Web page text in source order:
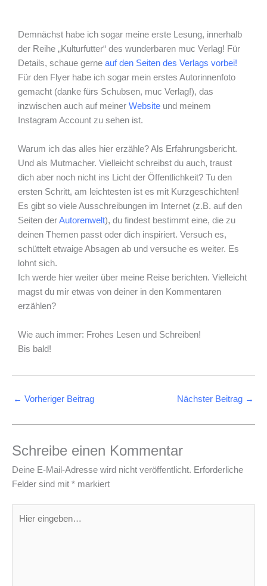
Demnächst habe ich sogar meine erste Lesung, innerhalb
der Reihe „Kulturfutter“ des wunderbaren muc Verlag! Für
Details, schaue gerne auf den Seiten des Verlags vorbei!
Für den Flyer habe ich sogar mein erstes Autorinnenfoto
gemacht (danke fürs Schubsen, muc Verlag!), das
inzwischen auch auf meiner Website und meinem
Instagram Account zu sehen ist.
Warum ich das alles hier erzähle? Als Erfahrungsbericht.
Und als Mutmacher. Vielleicht schreibst du auch, traust
dich aber noch nicht ins Licht der Öffentlichkeit? Tu den
ersten Schritt, am leichtesten ist es mit Kurzgeschichten!
Es gibt so viele Ausschreibungen im Internet (z.B. auf den
Seiten derAutorenwelt), du findest bestimmt eine, die zu
deinen Themen passt oder dich inspiriert. Versuch es,
schüttelt etwaige Absagen ab und versuche es weiter. Es
lohnt sich.
Ich werde hier weiter über meine Reise berichten. Vielleicht
magst du mir etwas von deiner in den Kommentaren
erzählen?
Wie auch immer: Frohes Lesen und Schreiben!
Bis bald!
← Vorheriger Beitrag Nächster Beitrag →
Schreibe einen Kommentar
Deine E-Mail-Adresse wird nicht veröffentlicht. Erforderliche
Felder sind mit * markiert
eingeben…